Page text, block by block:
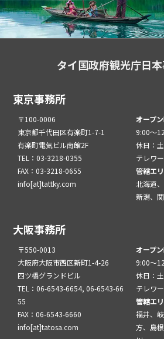
タイ国政府観光庁日
東京事務所
〒100-0006
東京都千代田区有楽町1-7-1
有楽町電気ビル南館2F
TEL：03-3218-0355
FAX：03-3218-0655
info[at]tattky.com
オープ
9:00～
休日：
テレワ
管轄エ
北海道
新潟、
大阪事務所
〒550-0013
大阪府大阪市西区新町1-4-26
四ツ橋グランドビル
TEL：06-6543-6654, 06-6543-66
55
FAX：06-6543-6660
info[at]tatosa.com
オープ
9:00～
休日：
テレワ
管轄エ
福井、
方、島